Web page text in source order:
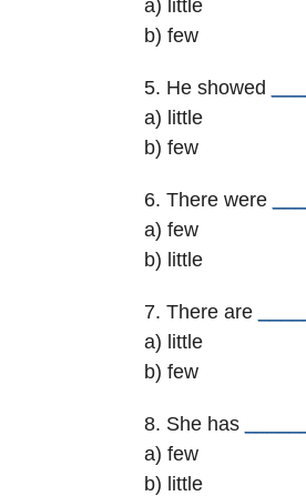
a) little
b) few
5. He showed
a) little
b) few
6. There were
a) few
b) little
7. There are
a) little
b) few
8. She has
a) few
b) little